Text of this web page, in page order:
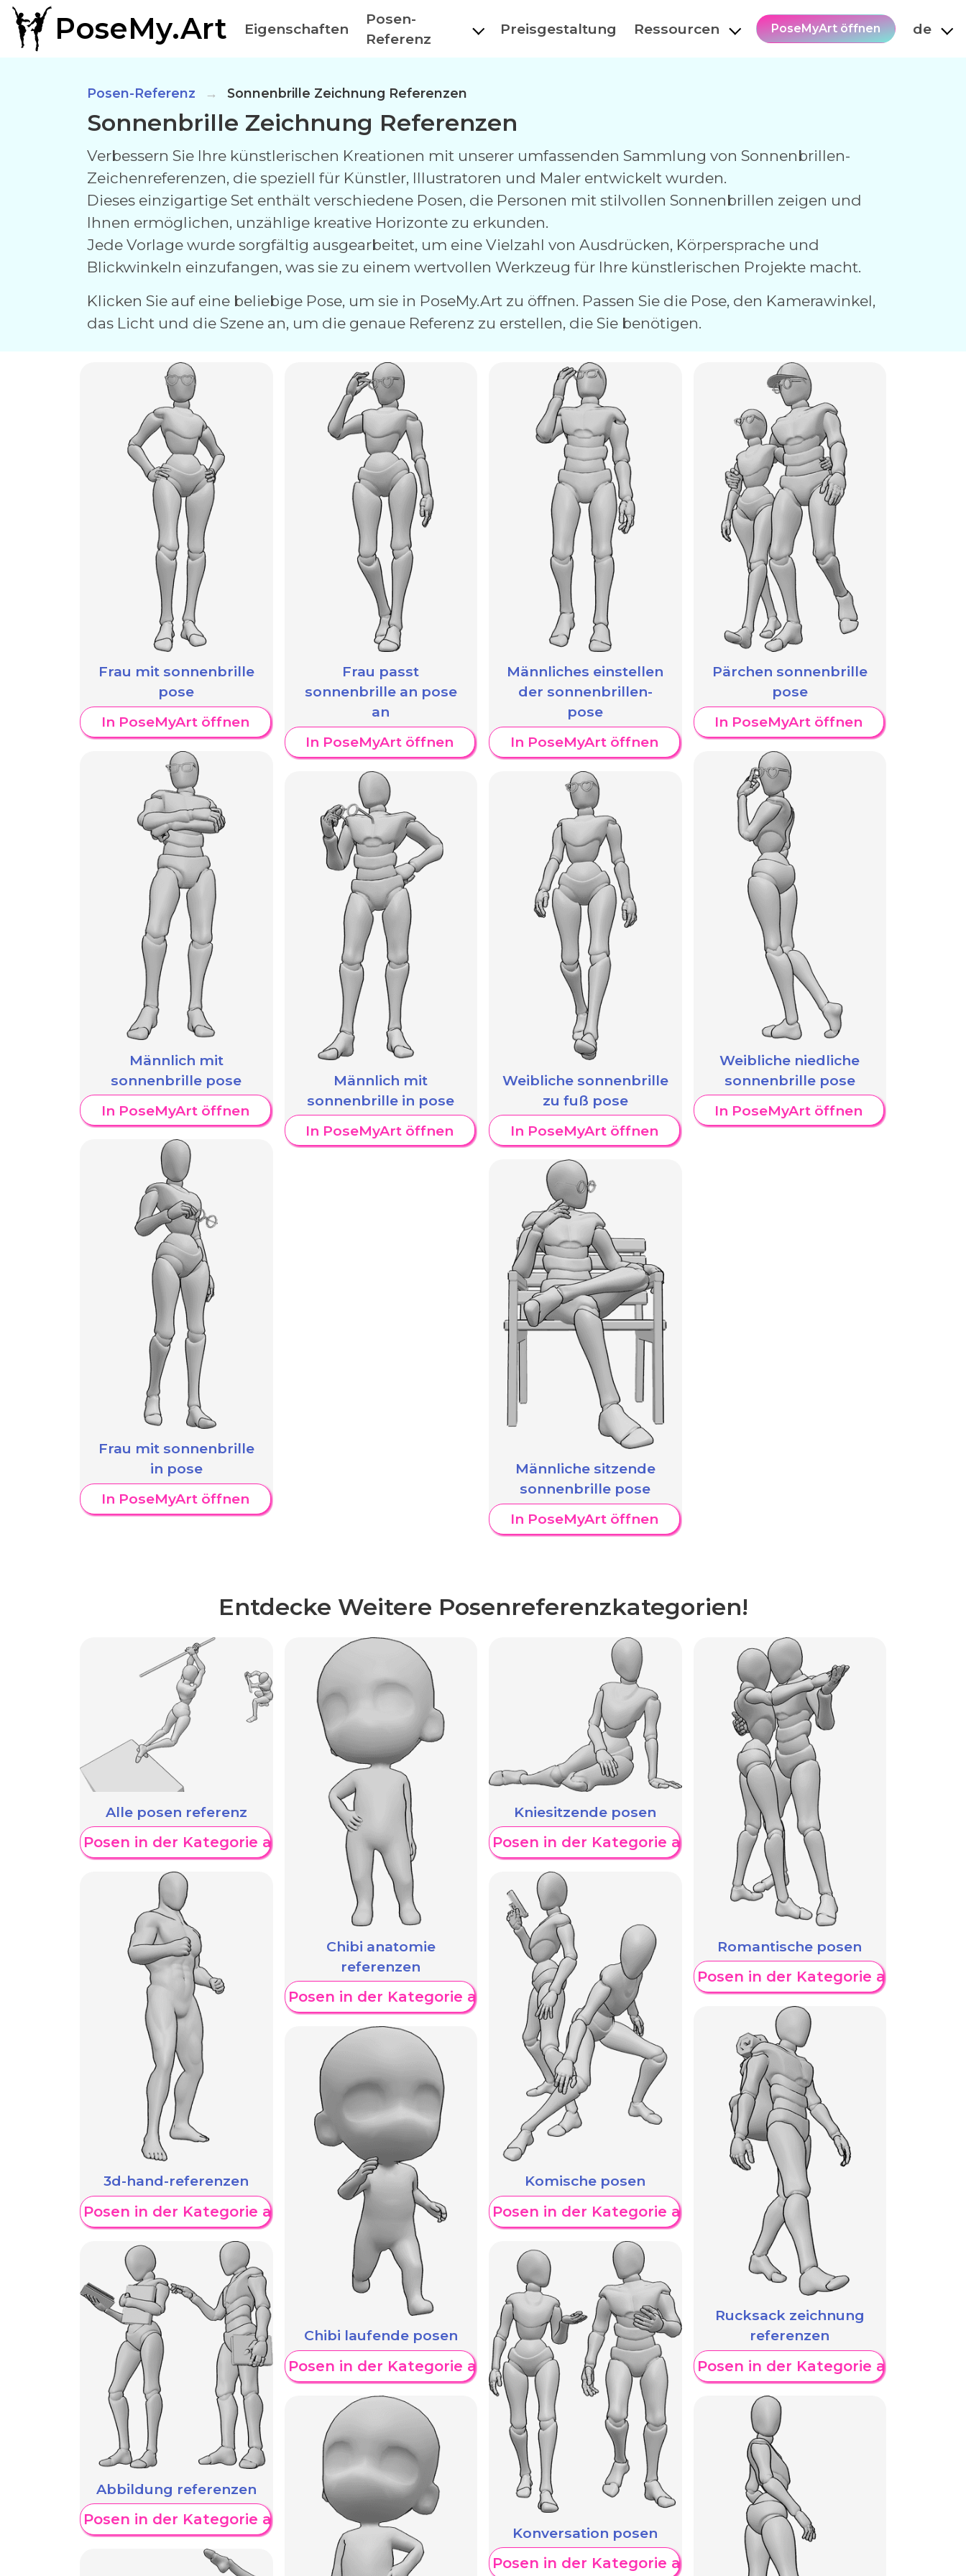
PoseMy.Art Eigenschaften
Posen-
Referenz
Preisgestaltung Ressourcen PoseMyArt öffnen de
Posen-Referenz Sonnenbrille Zeichnung Referenzen
Sonnenbrille Zeichnung Referenzen
Verbessern Sie Ihre künstlerischen Kreationen mit unserer umfassenden Sammlung von Sonnenbrillen-
Zeichenreferenzen, die speziell für Künstler, Illustratoren und Maler entwickelt wurden.
Dieses einzigartige Set enthält verschiedene Posen, die Personen mit stilvollen Sonnenbrillen zeigen und
Ihnen ermöglichen, unzählige kreative Horizonte zu erkunden.
Jede Vorlage wurde sorgfältig ausgearbeitet, um eine Vielzahl von Ausdrücken, Körpersprache und
Blickwinkeln einzufangen, was sie zu einem wertvollen Werkzeug für Ihre künstlerischen Projekte macht.
Klicken Sie auf eine beliebige Pose, um sie in PoseMy.Art zu öffnen. Passen Sie die Pose, den Kamerawinkel,
das Licht und die Szene an, um die genaue Referenz zu erstellen, die Sie benötigen.
Frau mit sonnenbrille
pose
In PoseMyArt öffnen
Männlich mit
sonnenbrille pose
In PoseMyArt öffnen
Frau mit sonnenbrille
in pose
In PoseMyArt öffnen
Frau passt
sonnenbrille an pose
an
In PoseMyArt öffnen
Männlich mit
sonnenbrille in pose
In PoseMyArt öffnen
Männliches einstellen
der sonnenbrillen-
pose
In PoseMyArt öffnen
Weibliche sonnenbrille
zu fuß pose
In PoseMyArt öffnen
Männliche sitzende
sonnenbrille pose
In PoseMyArt öffnen
Pärchen sonnenbrille
pose
In PoseMyArt öffnen
Weibliche niedliche
sonnenbrille pose
In PoseMyArt öffnen
Entdecke Weitere Posenreferenzkategorien!
Alle posen referenz
Weitere Posen in der Kategorie anzeigen
3d-hand-referenzen
Weitere Posen in der Kategorie anzeigen
Abbildung referenzen
Weitere Posen in der Kategorie anzeigen
Chibi anatomie
referenzen
Weitere Posen in der Kategorie anzeigen
Chibi laufende posen
Weitere Posen in der Kategorie anzeigen
Kniesitzende posen
Weitere Posen in der Kategorie anzeigen
Komische posen
Weitere Posen in der Kategorie anzeigen
Konversation posen
Weitere Posen in der Kategorie anzeigen
Romantische posen
Weitere Posen in der Kategorie anzeigen
Rucksack zeichnung
referenzen
Weitere Posen in der Kategorie anzeigen